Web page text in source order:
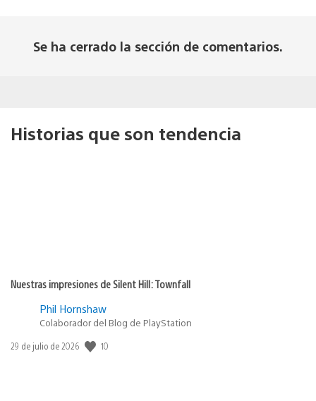
Se ha cerrado la sección de comentarios.
Historias que son tendencia
Nuestras impresiones de Silent Hill: Townfall
Phil Hornshaw
Colaborador del Blog de PlayStation
Fecha
29 de julio de 2026 10